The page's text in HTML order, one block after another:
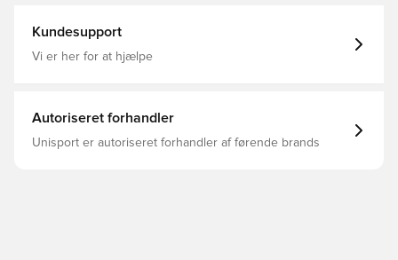
Kundesupport
Vi er her for at hjælpe
Autoriseret forhandler
Unisport er autoriseret forhandler af førende brands